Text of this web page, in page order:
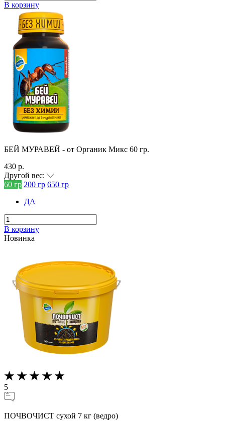
В корзину
БЕЙ МУРАВЕЙ - от Органик Микс 60 гр.
430 р.
Другой вес:
60 гр 200 гр 650 гр
ДА
В корзину
Новинка
5
ПОЧВОЧИСТ сухой 7 кг (ведро)